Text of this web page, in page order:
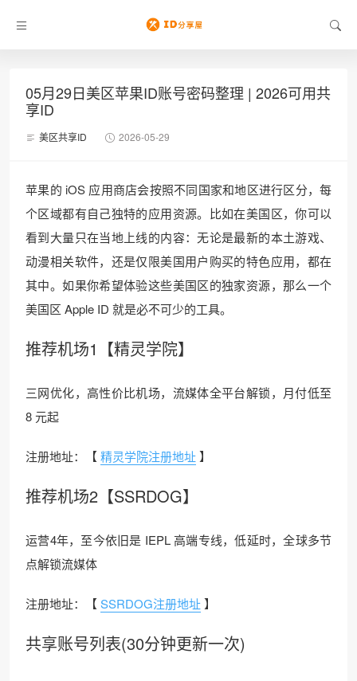
05月29日美区苹果ID账号密码整理 | 2026可用共
享ID
美区共享ID 2026-05-29
苹果的 iOS 应用商店会按照不同国家和地区进行区分，每
个区域都有自己独特的应用资源。比如在美国区，你可以
看到大量只在当地上线的内容：无论是最新的本土游戏、
动漫相关软件，还是仅限美国用户购买的特色应用，都在
其中。如果你希望体验这些美国区的独家资源，那么一个
美国区 Apple ID 就是必不可少的工具。
推荐机场1【精灵学院】
三网优化，高性价比机场，流媒体全平台解锁，月付低至
8 元起
注册地址：【精灵学院注册地址】
推荐机场2【SSRDOG】
运营4年，至今依旧是 IEPL 高端专线，低延时，全球多节
点解锁流媒体
注册地址：【SSRDOG注册地址】
共享账号列表(30分钟更新一次)